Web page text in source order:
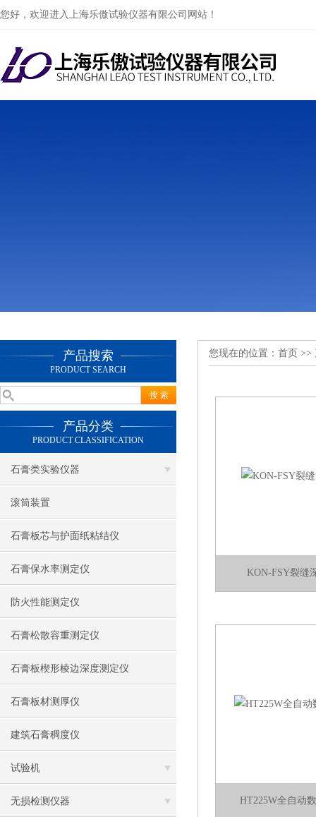
您好，欢迎进入上海乐傲试验仪器有限公司网站！
产品搜索
PRODUCT SEARCH
产品分类
PRODUCT CLASSIFICATION
石膏类实验仪器
滚筒装置
石膏板芯与护面纸粘结仪
石膏保水率测定仪
防火性能测定仪
石膏松散容重测定仪
石膏板楔形棱边深度测定仪
石膏板材测厚仪
建筑石膏稠度仪
试验机
无损检测仪器
您现在的位置： 首页 >>
KON-FSY裂缝
HT225W全自动